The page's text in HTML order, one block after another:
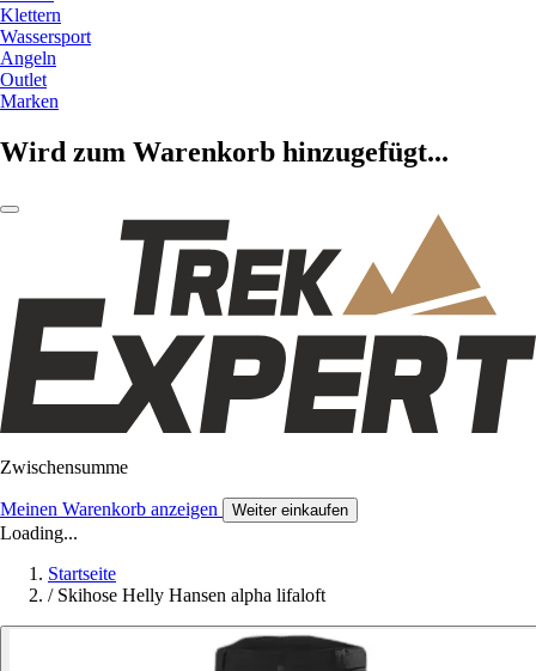
Klettern
Wassersport
Angeln
Outlet
Marken
Wird zum Warenkorb hinzugefügt...
Zwischensumme
Meinen Warenkorb anzeigen Weiter einkaufen
Loading...
Startseite
/ Skihose Helly Hansen alpha lifaloft